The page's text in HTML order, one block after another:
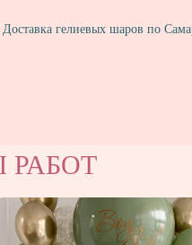
Доставка гелиевых шаров по